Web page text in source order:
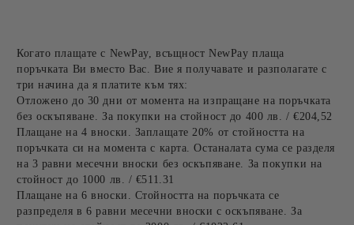
Когато плащате с NewPay, всъщност NewPay плаща
поръчката Ви вместо Вас. Вие я получавате и разполагате с
три начина да я платите към тях:
Отложено до 30 дни от момента на изпращане на поръчката
без оскъпяване. За покупки на стойност до 400 лв. / €204,52
Плащане на 4 вноски. Заплащате 20% от стойността на
поръчката си на момента с карта. Останалата сума се разделя
на 3 равни месечни вноски без оскъпяване. За покупки на
стойност до 1000 лв. / €511.31
Плащане на 6 вноски. Стойността на поръчката се
разпределя в 6 равни месечни вноски с оскъпяване. За